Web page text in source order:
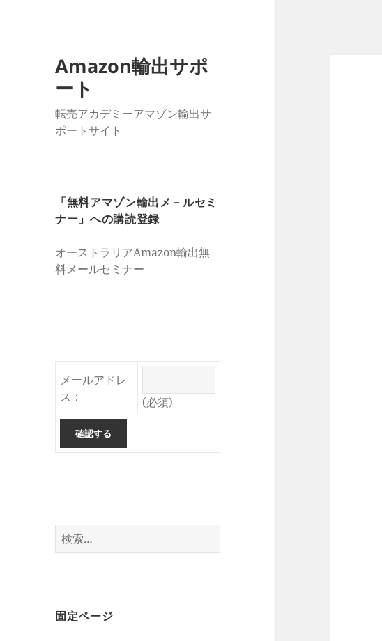
Amazon輸出サポ
ート
転売アカデミーアマゾン輸出サ
ポートサイト
「無料アマゾン輸出メ－ルセミ
ナー」への購読登録
オーストラリアAmazon輸出無
料メールセミナー
メールアドレ
ス：
(必須)
検
索:
固定ページ